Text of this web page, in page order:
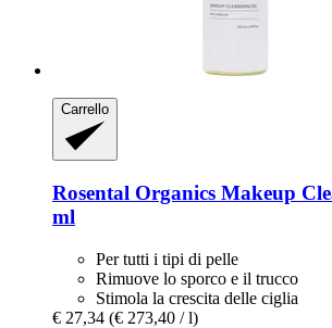
Carrello
Rosental Organics Makeup
ml
Per tutti i tipi di pelle
Rimuove lo sporco e il trucco
Stimola la crescita delle ciglia
€ 27,34 (€ 273,40 / l)